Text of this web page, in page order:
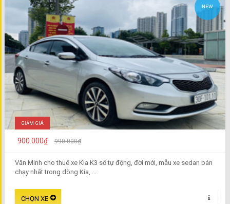
NEW
GIẢM GIÁ
900.000₫ 990.000₫
Văn Minh cho thuê xe Kia K3 số tự động, đời mới, mẫu xe sedan bán
chạy nhất trong dòng Kia, ...